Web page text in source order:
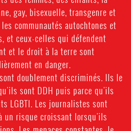
gay, bisexuelle, transgenre et
communautés autochtones et
et ceux-celles qui défendent
et le droit à la terre sont
en danger.
doublement discriminés. Ils le
sont DDH puis parce qu'ils
LGBTI. Les journalistes sont
un risque croissant lorsqu'ils